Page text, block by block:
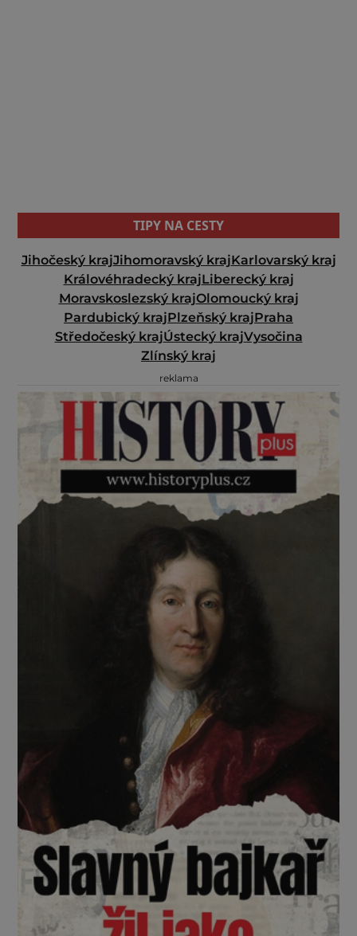
TIPY NA CESTY
Jihočeský krajJihomoravský krajKarlovarský kraj
Královéhradecký krajLiberecký kraj
Moravskoslezský krajOlomoucký kraj
Pardubický krajPlzeňský krajPraha
Středočeský krajÚstecký krajVysočina
Zlínský kraj
reklama